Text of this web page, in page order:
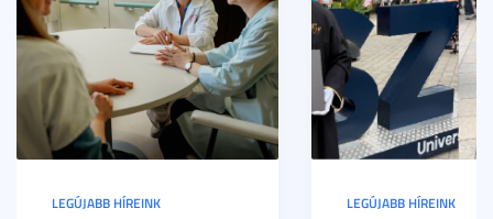
LEGÚJABB HÍREINK LEGÚJABB HÍREINK